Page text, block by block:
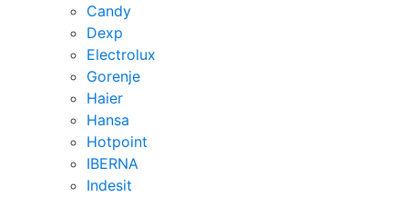
Candy
Dexp
Electrolux
Gorenje
Haier
Hansa
Hotpoint
IBERNA
Indesit